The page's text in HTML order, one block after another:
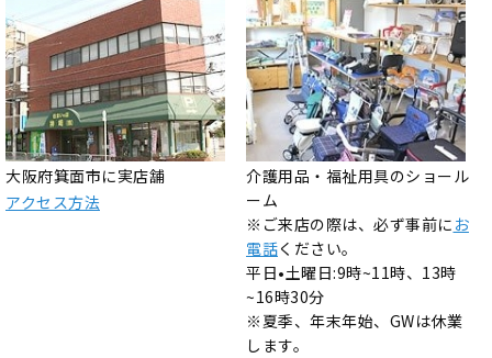
大阪府箕面市に実店舗
アクセス方法
介護用品・福祉用具のショール
ーム
※ご来店の際は、必ず事前に お
電話ください。
平日•土曜日:9時~11時、13時
~16時30分
※夏季、年末年始、GWは休業
します。